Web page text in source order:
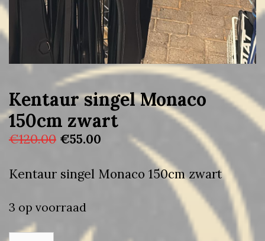
Kentaur singel Monaco
150cm zwart
€120.00 Oorspronkelijke
was:
€120.00.
€55.00 Huidige
is:
Kentaur singel Monaco 150cm zwart
3 op voorraad